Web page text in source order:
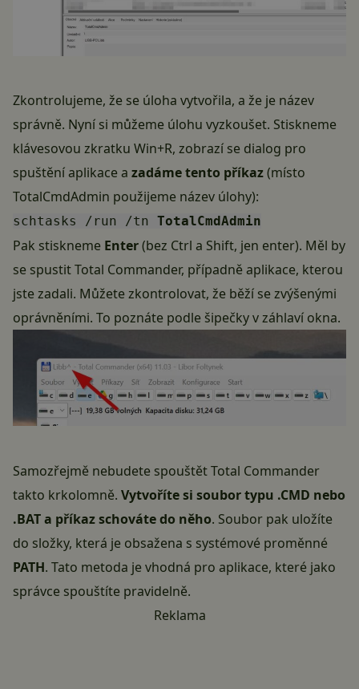
Zkontrolujeme, že se úloha vytvořila, a že je název
správně. Nyní si můžeme úlohu vyzkoušet. Stiskneme
klávesovou zkratku Win+R, zobrazí se dialog pro
spuštění aplikace a zadáme tento příkaz(místo
TotalCmdAdmin použijeme název úlohy):
schtasks /run /tn TotalCmdAdmin
Pak stiskneme Enter(bez Ctrl a Shift, jen enter). Měl by
se spustitTotal Commander, případně aplikace, kterou
jste zadali. Můžete zkontrolovat, že běží se zvýšenými
oprávněními. To poznáte podle šipečky v záhlaví okna.
Samozřejmě nebudete spouštět Total Commander
takto krkolomně. Vytvoříte si soubor typu .CMD nebo
.BAT a příkaz schováte do něho. Soubor pak uložíte
do složky, která je obsažena s systémové proměnné
PATH. Tato metoda je vhodná pro aplikace, které jako
správce spouštíte pravidelně.
Reklama